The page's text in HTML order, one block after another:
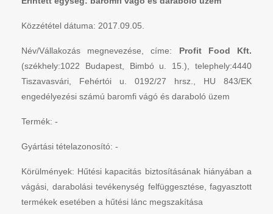
Közzététel dátuma: 2017.09.05.
Név/Vállakozás megnevezése, címe: Profit Food Kft.
(székhely:1022 Budapest, Bimbó u. 15.), telephely:4440
Tiszavasvári, Fehértói u. 0192/27 hrsz., HU 843/EK
engedélyezési számú baromfi vágó és daraboló üzem
Termék: -
Gyártási tételazonosító: -
Körülmények: Hűtési kapacitás biztosításának hiányában a
vágási, darabolási tevékenység felfüggesztése, fagyasztott
termékek esetében a hűtési lánc megszakítása